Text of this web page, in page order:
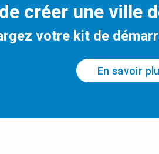
créer une ville
votre kit de
En savoir